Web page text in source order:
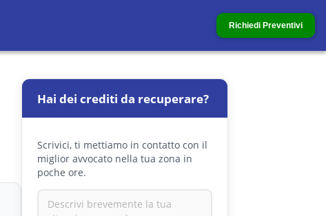
Richiedi Preventivi
Hai dei crediti da recuperare?
Scrivici, ti mettiamo in contatto con il
miglior avvocato nella tua zona in
poche ore.